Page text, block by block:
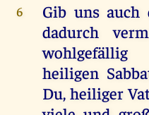
6
Gib uns auch
dadurch
wohlgefällig
heiligen
Du, heiliger